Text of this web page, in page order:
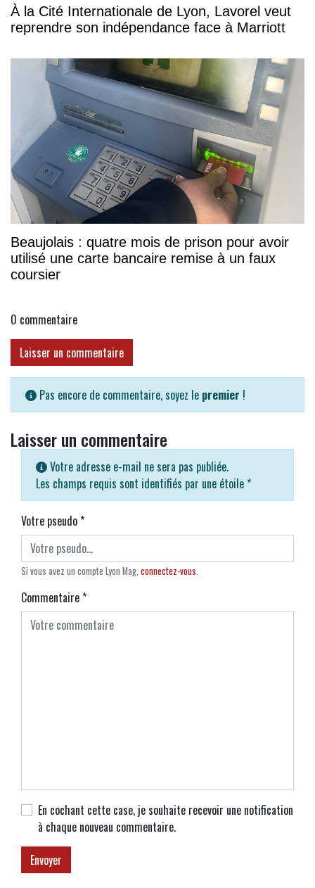
À la Cité Internationale de Lyon, Lavorel veut
reprendre son indépendance face à Marriott
Beaujolais : quatre mois de prison pour avoir
utilisé une carte bancaire remise à un faux
coursier
0 commentaire
Laisser un commentaire
Pas encore de commentaire, soyez le premier !
Laisser un commentaire
Votre adresse e-mail ne sera pas publiée.
Les champs requis sont identifiés par une étoile *
Votre pseudo*
Si vous avez un compte Lyon Mag, connectez-vous
Commentaire*
En cochant cette case, je souhaite recevoir une notification
à chaque nouveau commentaire.